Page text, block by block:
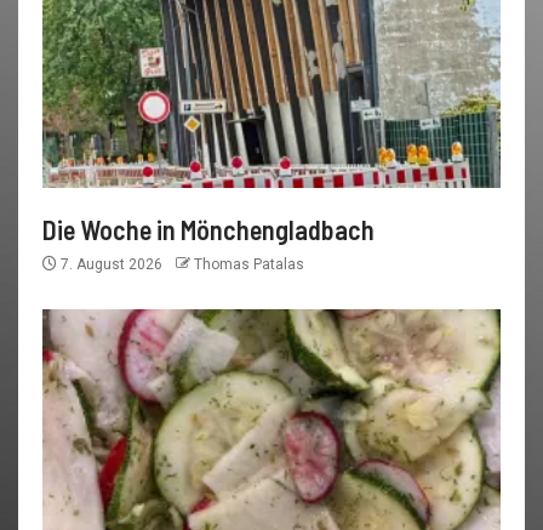
Die Woche in Mönchengladbach
7. August 2026 Thomas Patalas